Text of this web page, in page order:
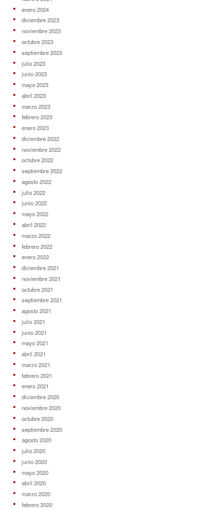
enero 2024
diciembre 2023
noviembre 2023
octubre 2023
septiembre 2023
julio 2023
junio 2023
mayo 2023
abril 2023
marzo 2023
febrero 2023
enero 2023
diciembre 2022
noviembre 2022
octubre 2022
septiembre 2022
agosto 2022
julio 2022
junio 2022
mayo 2022
abril 2022
marzo 2022
febrero 2022
enero 2022
diciembre 2021
noviembre 2021
octubre 2021
septiembre 2021
agosto 2021
julio 2021
junio 2021
mayo 2021
abril 2021
marzo 2021
febrero 2021
enero 2021
diciembre 2020
noviembre 2020
octubre 2020
septiembre 2020
agosto 2020
julio 2020
junio 2020
mayo 2020
abril 2020
marzo 2020
febrero 2020